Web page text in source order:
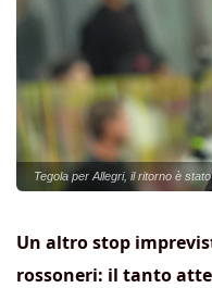
Tegola per Allegri, il ritorno è
Un altro stop
rossoneri: il tanto